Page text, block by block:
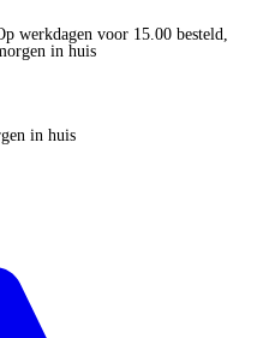
werkdagen voor 15.00 besteld,
in huis
in huis